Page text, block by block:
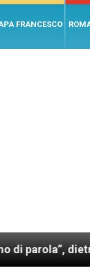
FRANCESCO
le quinte